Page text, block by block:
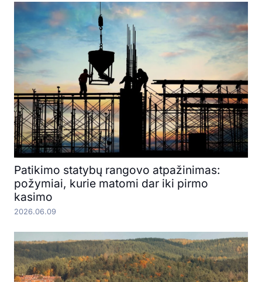
Patikimo statybų rangovo atpažinimas:
požymiai, kurie matomi dar iki pirmo
kasimo
2026.06.09